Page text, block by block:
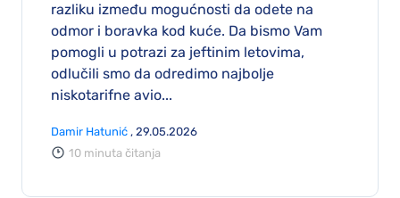
razliku između mogućnosti da odete na
odmor i boravka kod kuće. Da bismo Vam
pomogli u potrazi za jeftinim letovima,
odlučili smo da odredimo najbolje
niskotarifne avio...
Damir Hatunić , 29.05.2026
10 minuta čitanja